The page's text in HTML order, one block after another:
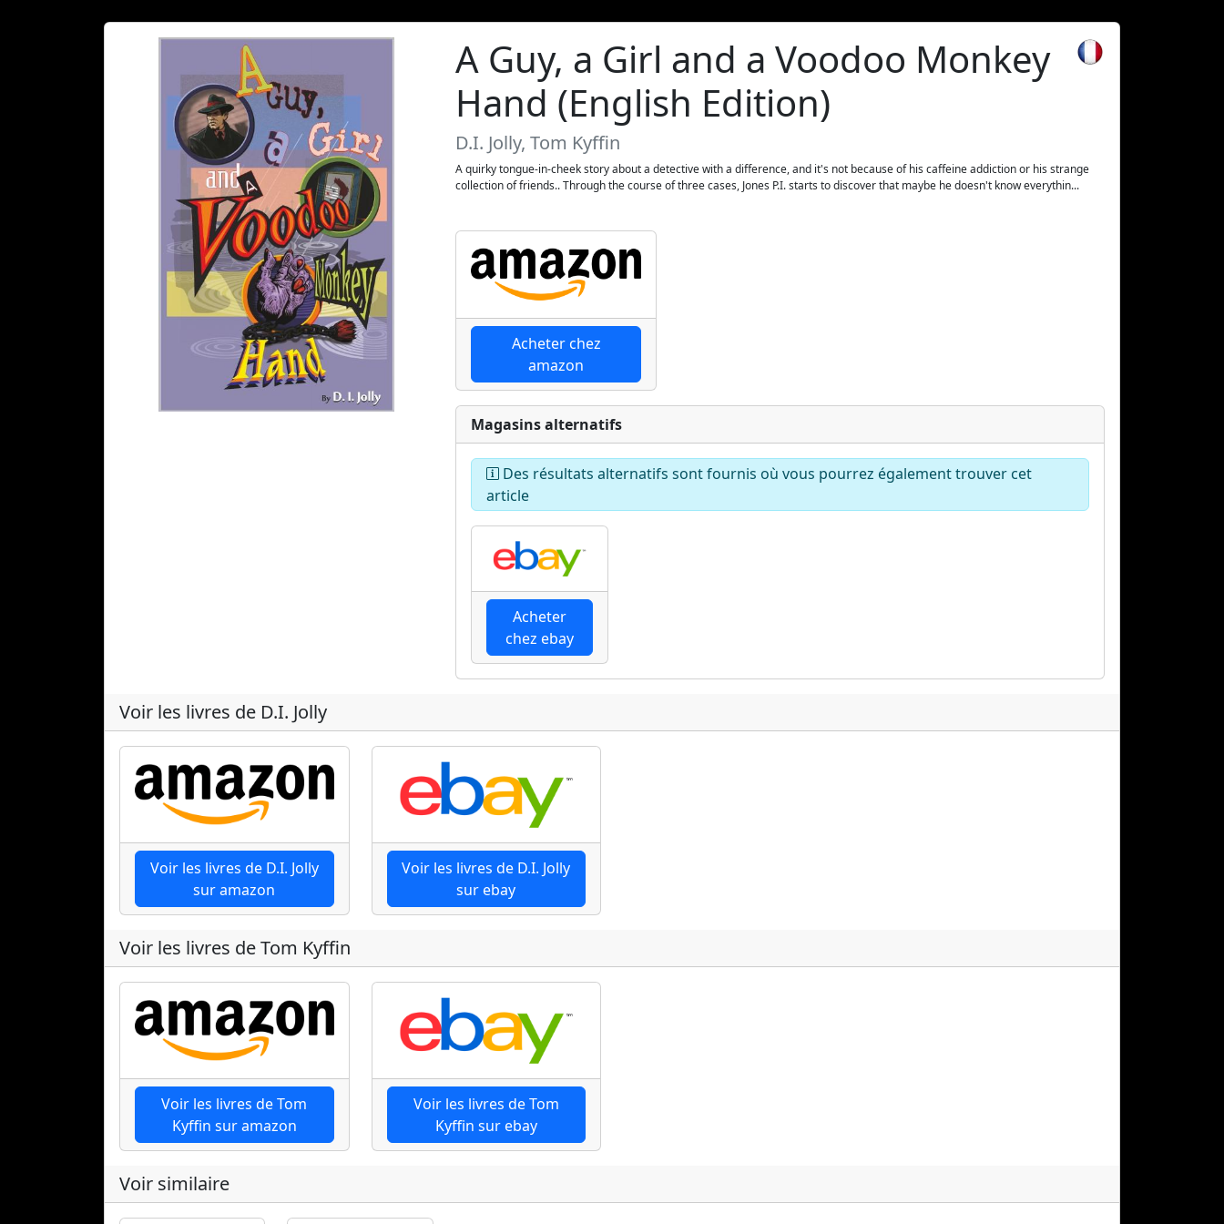
A Guy, a Girl and a Voodoo Monkey
Hand (English Edition)
D.I. Jolly, Tom Kyffin
A quirky tongue-in-cheek story about a detective with a difference, and it's not because of his caffeine addiction or his strange
collection of friends.. Through the course of three cases, Jones P.I. starts to discover that maybe he doesn't know everythin...
Acheter chez
amazon
Magasins alternatifs
Des résultats alternatifs sont fournis où vous pourrez également trouver cet
article
Acheter
chez ebay
Voir les livres de D.I. Jolly
Voir les livres de D.I. Jolly
sur amazon
Voir les livres de D.I. Jolly
sur ebay
Voir les livres de Tom Kyffin
Voir les livres de Tom
Kyffin sur amazon
Voir les livres de Tom
Kyffin sur ebay
Voir similaire